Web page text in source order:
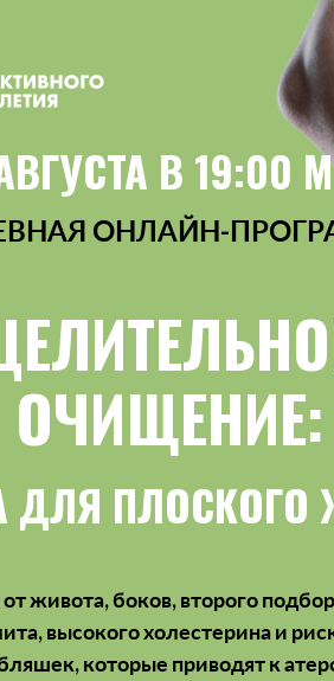
В 19:00
ОНЛАЙН-
ОЧИЩЕНИЕ:
ДЛЯ ПЛОСКОГО
от живота, боков, второго
высокого холестерина и
которые приводятк